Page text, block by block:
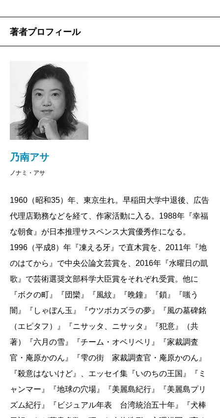
著者プロフィール
乃南アサ
ノナミ・アサ
1960（昭和35）年、東京生れ。早稲田大学中退後、広告
代理店勤務などを経て、作家活動に入る。1988年『幸福
な朝食』が日本推理サスペンス大賞優秀作になる。
1996（平成8）年『凍える牙』で直木賞を、2011年『地
のはてから』で中央公論文芸賞を、2016年『水曜日の凱
歌』で芸術選奨文部科学大臣賞をそれぞれ受賞。他に
『ボクの町』『団欒』『風紋』『晩鐘』『鎖』『嗤う
闇』『しゃぼん玉』『ウツボカズラの夢』『風の墓碑銘
（エピタフ）』『ニサッタ、ニサッタ』『犯意』（共
著）『六月の雪』『チーム・オベリベリ』『家裁調査
官・庵原かのん』『雫の街 家裁調査官・庵原かのん』
『殺意はないけど』、エッセイ集『いのちの王国』『ミ
ャンマー』『地球の穴場』『美麗島紀行』『美麗島プリ
ズム紀行』『ビジュアル年表 台湾統治五十年』『犬棒